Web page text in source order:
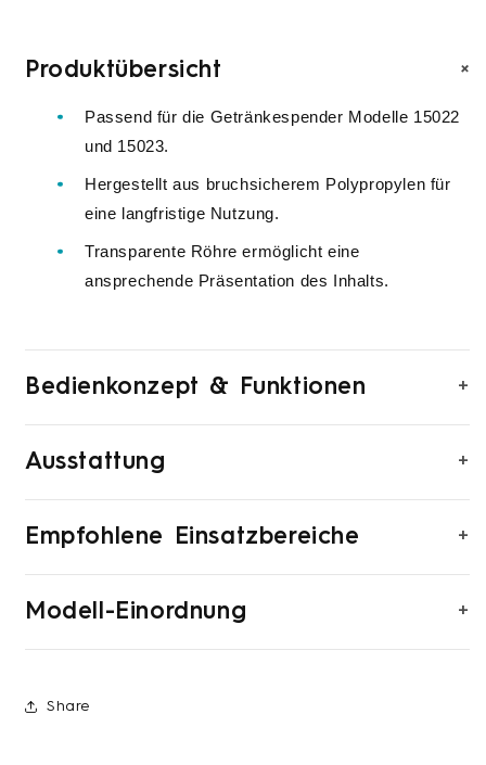
Produktübersicht +
Passend für die Getränkespender Modelle 15022
und 15023.
Hergestellt aus bruchsicherem Polypropylen für
eine langfristige Nutzung.
Transparente Röhre ermöglicht eine
ansprechende Präsentation des Inhalts.
Bedienkonzept & Funktionen +
Ausstattung +
Empfohlene Einsatzbereiche +
Modell-Einordnung +
Share